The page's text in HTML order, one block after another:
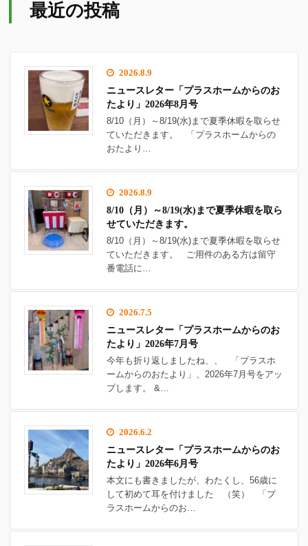
最近の投稿
2026.8.9
ニュースレター「プラスホームからのお
たより」2026年8月号
8/10（月）～8/19(水)まで夏季休暇を取らせ
ていただきます。 「プラスホームからの
おたより…
2026.8.9
8/10（月）～8/19(水)まで夏季休暇を取ら
せていただきます。
8/10（月）～8/19(水)まで夏季休暇を取らせ
ていただきます。 ご用件のある方は留守
番電話に…
2026.7.5
ニュースレター「プラスホームからのお
たより」2026年7月号
今年も折り返しましたね、、 「プラスホ
ームからのおたより」、2026年7月号をアッ
プします。 &…
2026.6.2
ニュースレター「プラスホームからのお
たより」2026年6月号
本文にも書きましたが、わたくし、56歳に
して初めて耳を付けました （笑） 「プ
ラスホームからのお…